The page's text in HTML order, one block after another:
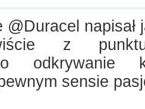
@Duracel napisał
z
odkrywanie
sensie